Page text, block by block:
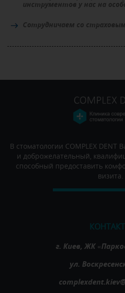
инструментов у нас на
Сотрудничаем со
В стоматологии COMPLEX DENT
и доброжелательный,
способный предоставить
визита.
г. Киев, ЖК
ул.